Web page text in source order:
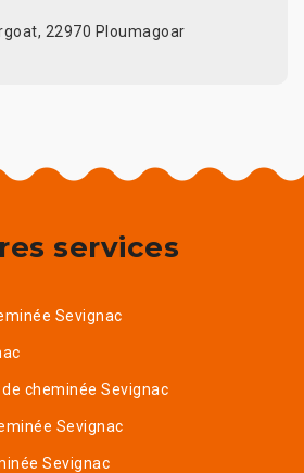
22970 Ploumagoar
services
Sevignac
cheminée Sevignac
Sevignac
Sevignac